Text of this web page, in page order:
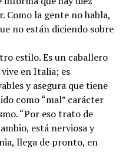
Como la gente no habla,
no están diciendo sobre
estilo. Es un caballero
en Italia; es
y asegura que tiene
como “mal” carácter
“Por eso trato de
está nerviosa y
llega de pronto, en